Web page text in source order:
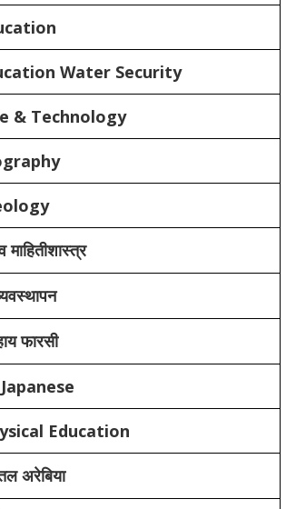
Water Security
& Technology
फारसी
Education
अरेबिया